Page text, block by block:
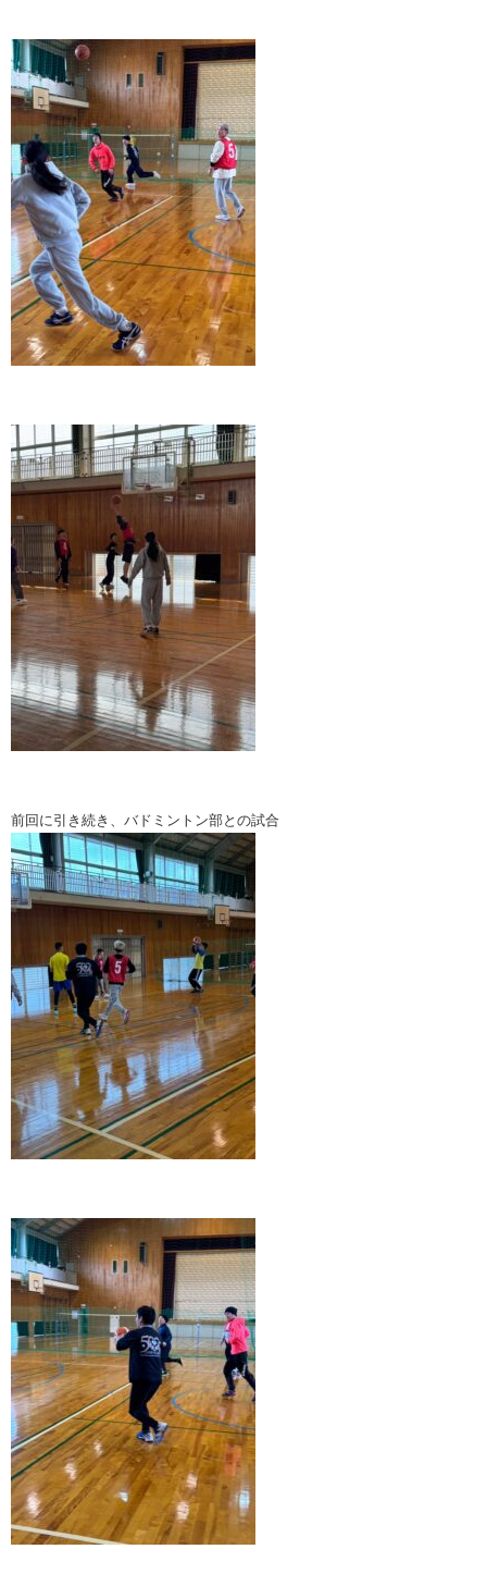
前回に引き続き、バドミントン部との試合